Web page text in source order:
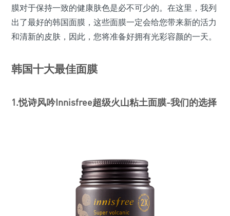
膜对于保持一致的健康肤色是必不可少的。在这里，我列
出了最好的韩国面膜，这些面膜一定会给您带来新的活力
和清新的皮肤，因此，您将准备好拥有光彩容颜的一天。
韩国十大最佳面膜
1.悦诗风吟Innisfree超级火山粘土面膜-我们的选择